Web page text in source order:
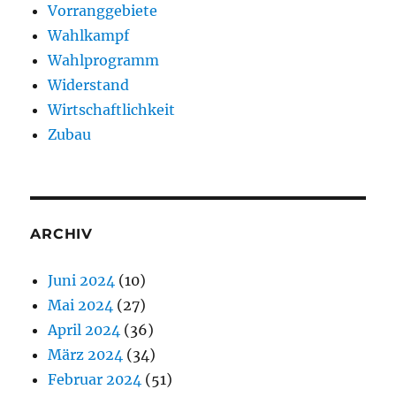
Vorranggebiete
Wahlkampf
Wahlprogramm
Widerstand
Wirtschaftlichkeit
Zubau
ARCHIV
Juni 2024 (10)
Mai 2024 (27)
April 2024 (36)
März 2024 (34)
Februar 2024 (51)